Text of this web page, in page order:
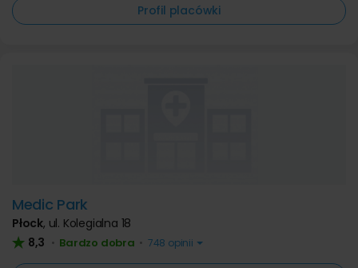
Profil placówki
Medic Park
Płock, ul. Kolegialna 18
8,3 • Bardzo dobra • 748 opinii